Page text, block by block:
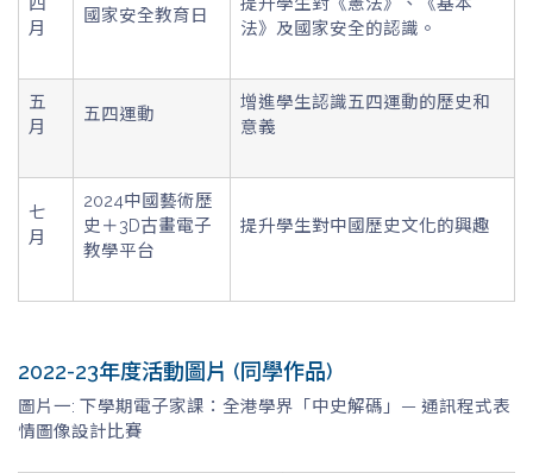
月
國家安全教育日
法》及國家安全的認識。
五
月
五四運動
增進學生認識五四運動的歷史和
意義
七
月
2024中國藝術歷
史＋3D古畫電子
教學平台
提升學生對中國歷史文化的興趣
2022-23年度活動圖片 (同學作品)
圖片一: 下學期電子家課：全港學界「中史解碼」— 通訊程式表
情圖像設計比賽